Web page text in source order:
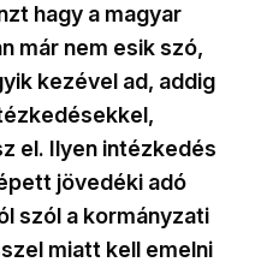
hagy a magyar
már nem esik szó,
kezével ad, addig
el. Ilyen intézkedés
jövedéki adó
szól a kormányzati
miatt kell emelni